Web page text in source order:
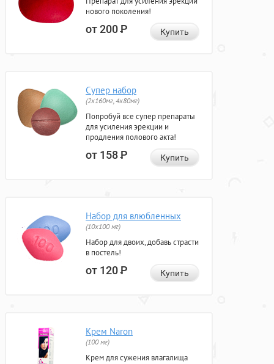
нового поколения!
от 200Р Купить
Супер набор
(2х160мг, 4х80мг)
Попробуй все супер препараты
для усиления эрекции и
продления полового акта!
от 158Р Купить
Набор для влюбленных
(10х100 мг)
Набор для двоих, добавь страсти
в постель!
от 120Р Купить
Крем Naron
(100 мг)
Крем для сужения влагалища